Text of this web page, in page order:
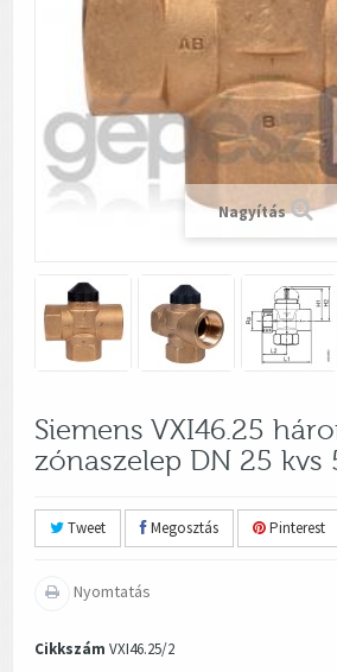
Nagyítás
Siemens VXI46.25
zónaszelep DN 25 kvs
Tweet Megosztás Pinterest
Nyomtatás
Cikkszám VXI46.25/2